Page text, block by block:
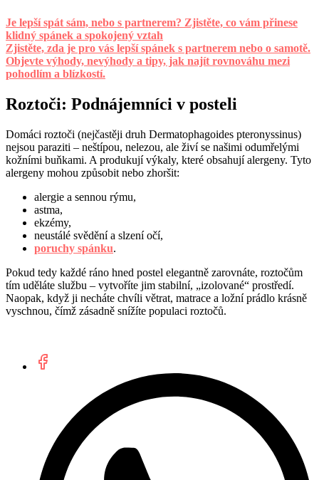
Je lepší spát sám, nebo s partnerem? Zjistěte, co vám přinese
klidný spánek a spokojený vztah
Zjistěte, zda je pro vás lepší spánek s partnerem nebo o samotě.
Objevte výhody, nevýhody a tipy, jak najít rovnováhu mezi
pohodlím a blízkostí.
Roztoči: Podnájemníci v posteli
Domáci roztoči (nejčastěji druh Dermatophagoides pteronyssinus)
nejsou paraziti – neštípou, nelezou, ale živí se našimi odumřelými
kožními buňkami. A produkují výkaly, které obsahují alergeny. Tyto
alergeny mohou způsobit nebo zhoršit:
alergie a sennou rýmu,
astma,
ekzémy,
neustálé svědění a slzení očí,
poruchy spánku.
Pokud tedy každé ráno hned postel elegantně zarovnáte, roztočům
tím uděláte službu – vytvoříte jim stabilní, „izolované“ prostředí.
Naopak, když ji necháte chvíli větrat, matrace a ložní prádlo krásně
vyschnou, čímž zásadně snížíte populaci roztočů.